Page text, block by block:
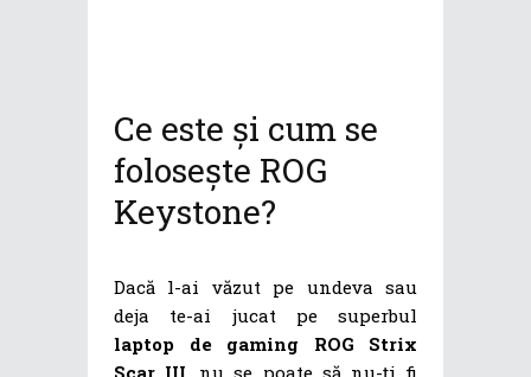
Ce este și cum se
folosește ROG
Keystone?
Dacă l-ai văzut pe undeva sau
deja te-ai jucat pe superbul
laptop de gaming ROG Strix
Scar III, nu se poate să nu-ți fi